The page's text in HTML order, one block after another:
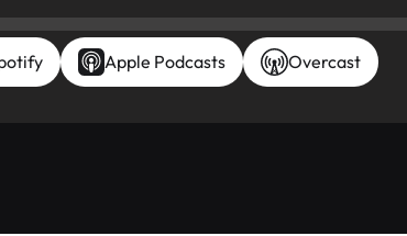
Apple Podcasts Overcast